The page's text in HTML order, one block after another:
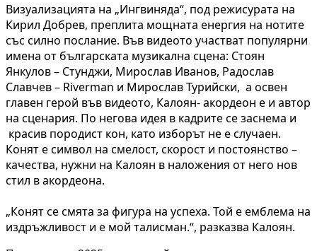
Визуализацията на „Ингвиняда“, под режисурата на
Кирил Добрев, преплита мощната енергия на нотите
със силно послание. Във видеото участват популярни
имена от българската музикална сцена: Стоян
Янкулов – Стунджи, Мирослав Иванов, Радослав
Славчев – Riverman и Мирослав Турийски, а освен
главен герой във видеото, Калоян- акордеон е и автор
на сценария. По негова идея в кадрите се заснема и
красив породист кон, като изборът не е случаен.
Конят е символ на смелост, скорост и постоянство –
качества, нужни на Калоян в наложения от него нов
стил в акордеона.
„Конят се смята за фигура на успеха. Той е емблема на
издръжливост и е мой талисман.“, разказва Калоян.